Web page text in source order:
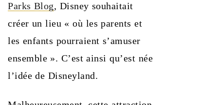
Parks Blog, Disney souhaitait
créer un lieu « où les parents et
les enfants pourraient s’amuser
ensemble ». C’est ainsi qu’est née
l’idée de Disneyland.